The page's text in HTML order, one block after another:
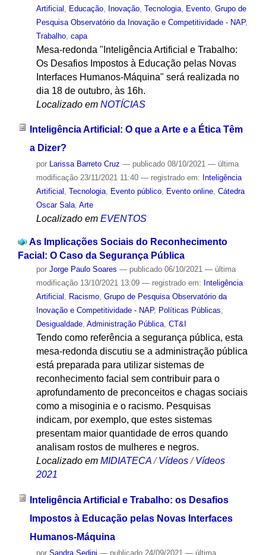
Artificial
Educação, Inovação, Tecnologia, Evento, Grupo de
Pesquisa Observatório da Inovação e Competitividade - NAP,
Trabalho, capa
Mesa-redonda "Inteligência Artificial e Trabalho:
Os Desafios Impostos à Educação pelas Novas
Interfaces Humanos-Máquina" será realizada no
dia 18 de outubro, às 16h.
Localizado em NOTÍCIAS
Inteligência Artificial: O que a Arte e a Ética Têm
a Dizer?
por Larissa Barreto Cruz — publicado08/10/2021 — última
modificação23/11/2021 11:40 — registrado em: Inteligência
Artificial , Tecnologia, Evento público, Evento online, Cátedra
Oscar Sala, Arte
Localizado em EVENTOS
As Implicações Sociais do Reconhecimento
Facial: O Caso da Segurança Pública
por Jorge Paulo Soares — publicado06/10/2021 — última
modificação13/10/2021 13:09 — registrado em: Inteligência
Artificial , Racismo, Grupo de Pesquisa Observatório da
Inovação e Competitividade - NAP, Políticas Públicas,
Desigualdade, Administração Pública, CT&I
Tendo como referência a segurança pública, esta
mesa-redonda discutiu se a administração pública
está preparada para utilizar sistemas de
reconhecimento facial sem contribuir para o
aprofundamento de preconceitos e chagas sociais
como a misoginia e o racismo. Pesquisas
indicam, por exemplo, que estes sistemas
presentam maior quantidade de erros quando
analisam rostos de mulheres e negros.
Localizado em MIDIATECA /Vídeos /Vídeos
2021
Inteligência Artificial e Trabalho: os Desafios
Impostos à Educação pelas Novas Interfaces
Humanos-Máquina
por Sandra Sedini — publicado24/09/2021 — última